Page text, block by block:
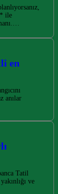
ile
en
anılar
Tatil
ve